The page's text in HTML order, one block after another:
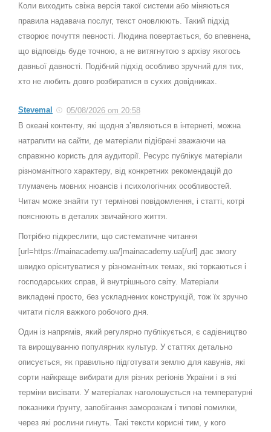
Коли виходить свіжа версія такої системи або міняються
правила надавача послуг, текст оновлюють. Такий підхід
створює почуття певності. Людина повертається, бо впевнена,
що відповідь буде точною, а не витягнутою з архіву якогось
давньої давності. Подібний підхід особливо зручний для тих,
хто не любить довго розбиратися в сухих довідниках.
Stevemal
05/08/2026 om 20:58
В океані контенту, які щодня з’являються в інтернеті, можна
натрапити на сайти, де матеріали підібрані зважаючи на
справжню користь для аудиторії. Ресурс публікує матеріали
різноманітного характеру, від конкретних рекомендацій до
тлумачень мовних нюансів і психологічних особливостей.
Читач може знайти тут термінові повідомлення, і статті, котрі
пояснюють в деталях звичайного життя.
Потрібно підкреслити, що систематичне читання
[url=https://mainacademy.ua/]mainacademy.ua[/url] дає змогу
швидко орієнтуватися у різноманітних темах, які торкаються і
господарських справ, й внутрішнього світу. Матеріали
викладені просто, без ускладнених конструкцій, тож їх зручно
читати після важкого робочого дня.
Один із напрямів, який регулярно публікується, є садівництво
та вирощуванню популярних культур. У статтях детально
описується, як правильно підготувати землю для кавунів, які
сорти найкраще вибирати для різних регіонів України і в які
терміни висівати. У матеріалах наголошується на температурні
показники ґрунту, запобігання заморозкам і типові помилки,
через які рослини гинуть. Такі тексти корисні тим, у кого